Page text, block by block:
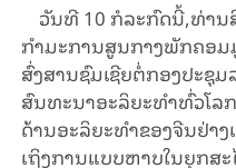
ວັນທີ 10 ກໍລະກົດນີ້,ທ່ານ
ກຳມະການສູນກາງພັກຄອມ
ສົ່ງສານຊົມເຊີຍຕໍ່ກອງປະຊຸ
ສົນທະນາອະລິຍະທຳທົ່ວໂລ
ດ້ານອະລິຍະທຳຂອງຈີນຢ່າ
ເຖິງການແບບຫາບໃນຍຸກ